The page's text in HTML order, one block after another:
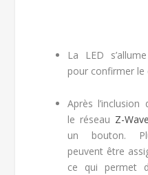
La LED
pour confirmer le
Après l’inclusion
le réseau Z-Wave
un bouton.
peuvent être
ce qui permet